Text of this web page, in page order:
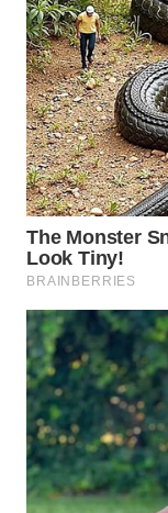
WN
KALTARA
WN
KALSEL
WN
KALTIM
WN
WN
GORONTALO
WN
SULUT